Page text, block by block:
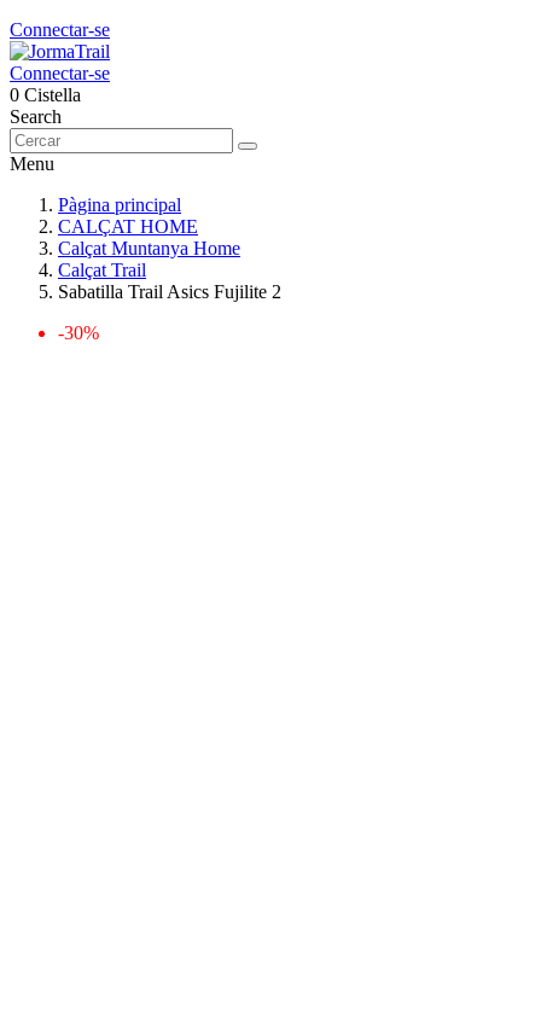
Connectar-se
Connectar-se
0 Cistella
Search
Menu
Pàgina principal
CALÇAT HOME
Calçat Muntanya Home
Calçat Trail
Sabatilla Trail Asics Fujilite 2
-30%